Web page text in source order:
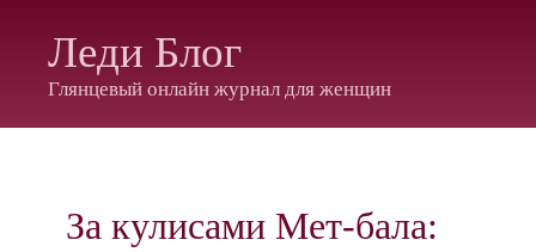
Леди Блог
Глянцевый онлайн журнал для женщин
За кулисами Мет-бала: